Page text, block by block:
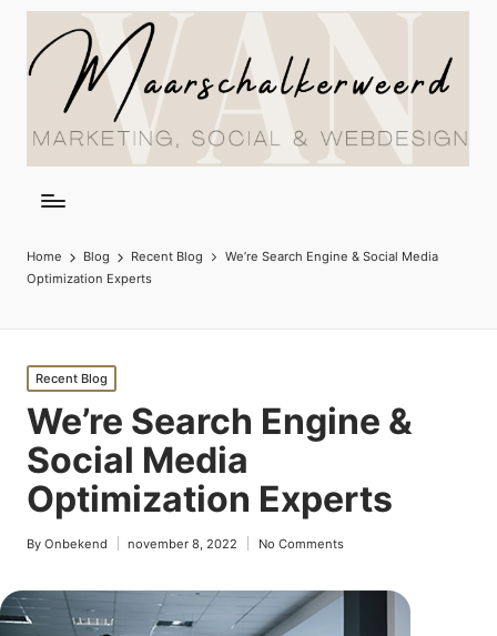
Home Blog Recent Blog
We’re Search Engine & Social Media
Optimization Experts
Posted
Recent Blog
We’re Search Engine &
Social Media
Optimization Experts
Posted
By Onbekend november 8, 2022 No Comments